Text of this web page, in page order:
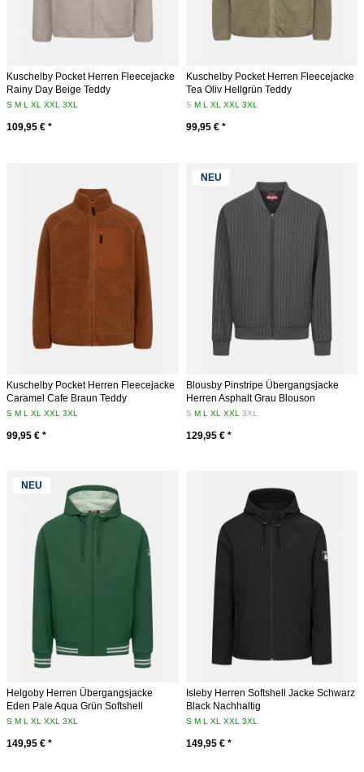
Kuschelby Pocket Herren Fleecejacke
Rainy Day Beige Teddy
SMLXLXXL3XL
109,95 € *
Kuschelby Pocket Herren Fleecejacke
Tea Oliv Hellgrün Teddy
S M L XL XXL 3XL
99,95 € *
Kuschelby Pocket Herren Fleecejacke
Caramel Cafe Braun Teddy
SMLXLXXL3XL
99,95 € *
NEU
Blousby Pinstripe Übergangsjacke
Herren Asphalt Grau Blouson
S M L XL XXL 3XL
129,95 € *
NEU
Helgoby Herren Übergangsjacke
Eden Pale Aqua Grün Softshell
S M LXLXXL3XL
149,95 € *
Isleby Herren Softshell Jacke Schwarz
Black Nachhaltig
S M L XL XXL 3XL
149,95 € *